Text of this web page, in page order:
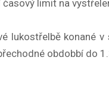
limit na
lukostřelbě konané
obdobbí do